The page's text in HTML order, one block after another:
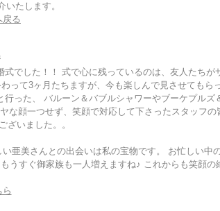
いたします。
でした！！ 式で心に残っているのは、友人たちが
て3ヶ月たちますが、今も楽しんで見させてもら
った、 バルーン＆バブルシャワーやブーケプルズ
な顔一つせず、笑顔で対応して下さったスタッフの
ざいました。。
亜美さんとの出会いは私の宝物です。 お忙しい中の
うすぐ御家族も一人増えますね♪ これからも笑顔の